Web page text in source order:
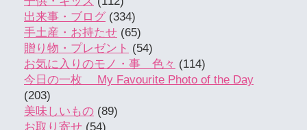
出来事・ブログ (334)
手土産・お持たせ (65)
贈り物・プレゼント (54)
お気に入りのモノ・事 色々 (114)
今日の一枚 My Favourite Photo of the Day
(203)
美味しいもの (89)
お取り寄せ (54)